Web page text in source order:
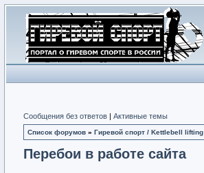
Сообщения без ответов | Активные темы
Список форумов » Гиревой спорт / Kettlebell lifting
Перебои в работе сайта